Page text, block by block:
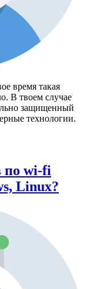
время такая
В твоем случае
защищенный
технологии.
по wi-fi
Linux?